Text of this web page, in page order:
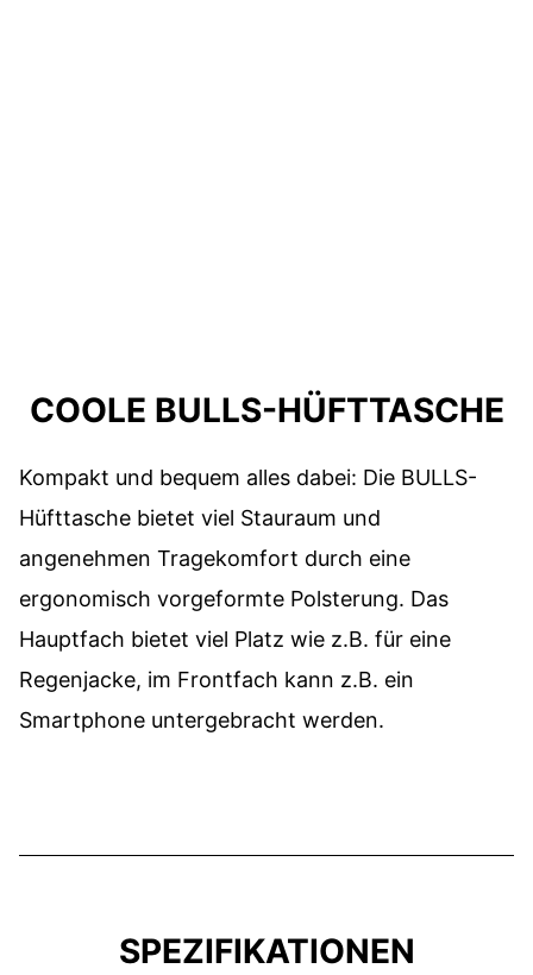
COOLE BULLS-HÜFTTASCHE
Kompakt und bequem alles dabei: Die BULLS-
Hüfttasche bietet viel Stauraum und
angenehmen Tragekomfort durch eine
ergonomisch vorgeformte Polsterung. Das
Hauptfach bietet viel Platz wie z.B. für eine
Regenjacke, im Frontfach kann z.B. ein
Smartphone untergebracht werden.
SPEZIFIKATIONEN